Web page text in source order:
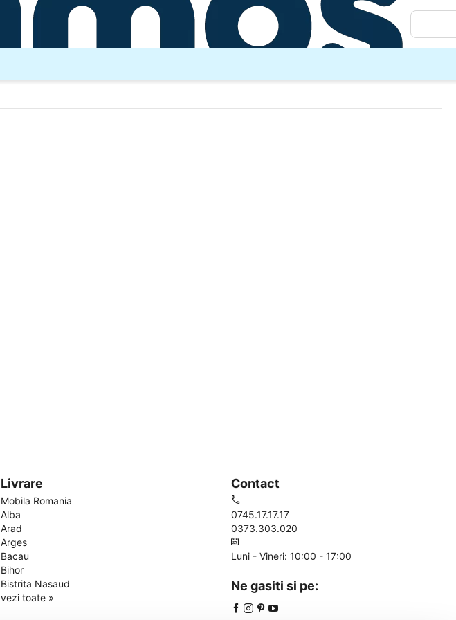
Livrare
Mobila Romania
Alba
Arad
Arges
Bacau
Bihor
Bistrita Nasaud
vezi toate »
Contact
0745.17.17.17
0373.303.020
Luni - Vineri: 10:00 - 17:00
Ne gasiti si pe: